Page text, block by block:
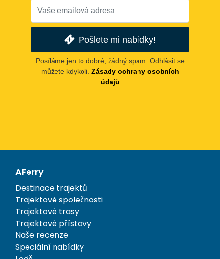
Pošlete mi nabídky!
Posíláme jen to dobré, žádný spam. Odhlásit se
můžete kdykoli. Zásady ochrany osobních
údajů
AFerry
Destinace trajektů
Trajektové společnosti
Trajektové trasy
Trajektové přístavy
Naše recenze
Speciální nabídky